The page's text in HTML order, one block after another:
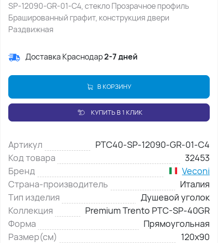
SP-12090-GR-01-C4, стекло Прозрачное профиль
Брашированный графит, конструкция двери
Раздвижная
Доставка Краснодар2-7 дней
В КОРЗИНУ
КУПИТЬ В 1 КЛИК
Артикул
PTC40-SP-12090-GR-01-C4
Код товара
32453
Бренд
Veconi
Страна-производитель
Италия
Тип изделия
Душевой уголок
Коллекция
Premium Trento PTC-SP-40GR
Форма
Прямоугольная
Размер(см)
120х90